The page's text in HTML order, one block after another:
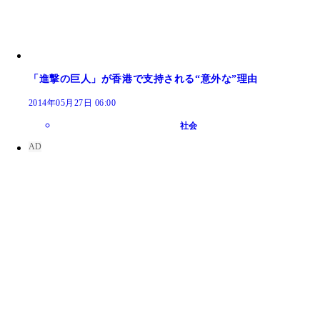
「進撃の巨人」が香港で支持される“意外な”理由
2014年05月27日 06:00
社会